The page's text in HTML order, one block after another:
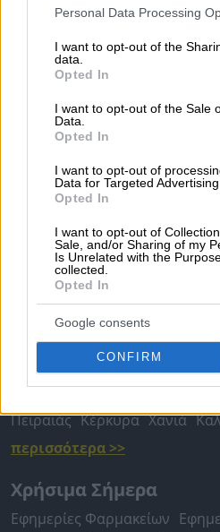
and may gather and store
to Google and its third-party
purposes in below Google
Personal Data Processing
I want to opt-out of the
data.
Opted In
I want to opt-out of the Sale
Data.
Opted In
I want to opt-out of
Data for Targeted
Opted In
I want to opt-out of
Sale, and/or Sharing of my
Is Unrelated with the
collected.
Opted In
Google consents
CONFIRM
Προσθήκη
Ανθοπωλεία > ΑΝΘΟΥΛΑ
Δημοφιλείς
Μετακομίσεις & Μεταφορές
Συνεργεία Αυτοκινήτων
Υδραυλικοί - Υδραυλικές
περισσότερα >>
Τοπική Αναζήτηση
Αθήνα Θεσσαλονίκη Πάτρα
Πειραιάς Κέρκυρα Χανιά
περισσότερα >>
Χρήσιμα Σήμερα
Εφημερίες Φαρμακείων